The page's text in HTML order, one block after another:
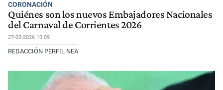
CORONACIÓN
Quiénes son los nuevos Embajadores Nacionales
del Carnaval de Corrientes 2026
27-02-2026 10:09
REDACCIÓN PERFIL NEA